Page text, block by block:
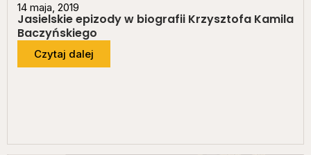
14 maja, 2019
Jasielskie epizody w biografii Krzysztofa Kamila
Baczyńskiego
Czytaj dalej